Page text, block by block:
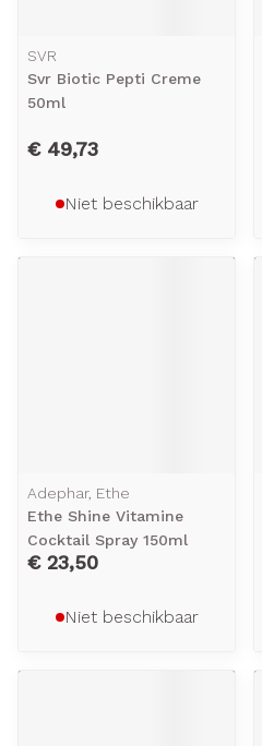
SVR
Svr Biotic Pepti Creme
50ml
€ 49,73
Niet beschikbaar
Adephar, Ethe
Ethe Shine Vitamine
Cocktail Spray 150ml
€ 23,50
Niet beschikbaar